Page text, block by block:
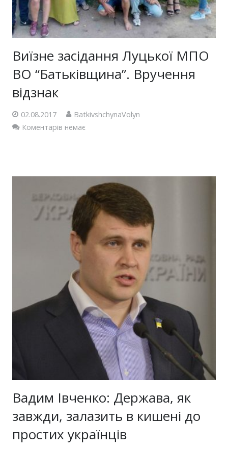
Виїзне засідання Луцької МПО
ВО “Батьківщина”. Вручення
відзнак
02.08.2017
BatkivshchynaVolyn
Коментарів немає
Вадим Івченко: Держава, як
завжди, залазить в кишені до
простих українців